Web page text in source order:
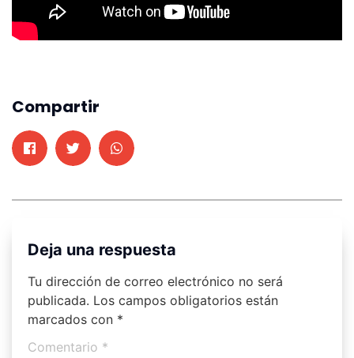
Compartir
Deja una respuesta
Tu dirección de correo electrónico no será
publicada. Los campos obligatorios están
marcados con *
Comentario *